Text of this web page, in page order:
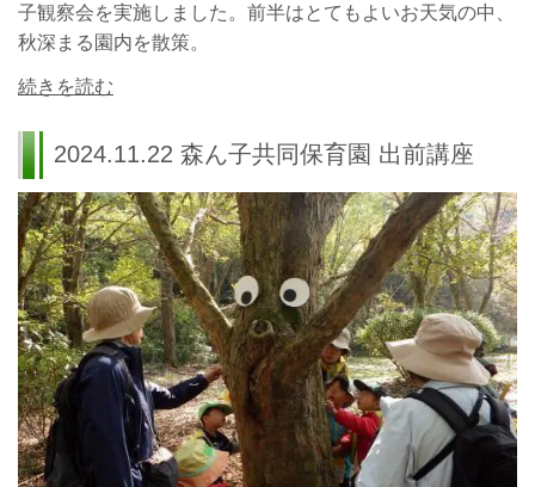
子観察会を実施しました。前半はとてもよいお天気の中、
秋深まる園内を散策。
続きを読む
2024.11.22 森ん子共同保育園 出前講座